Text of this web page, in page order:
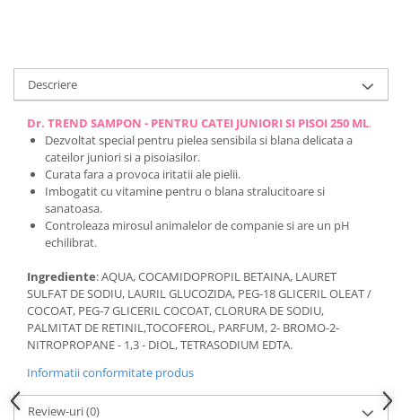
Descriere
Dr. TREND SAMPON - PENTRU CATEI JUNIORI SI PISOI 250 ML.
Dezvoltat special pentru pielea sensibila si blana delicata a
cateilor juniori si a pisoiasilor.
Curata fara a provoca iritatii ale pielii.
Imbogatit cu vitamine pentru o blana stralucitoare si
sanatoasa.
Controleaza mirosul animalelor de companie si are un pH
echilibrat.
Ingrediente: AQUA, COCAMIDOPROPIL BETAINA, LAURET
SULFAT DE SODIU, LAURIL GLUCOZIDA, PEG-18 GLICERIL OLEAT /
COCOAT, PEG-7 GLICERIL COCOAT, CLORURA DE SODIU,
PALMITAT DE RETINIL,TOCOFEROL, PARFUM, 2- BROMO-2-
NITROPROPANE - 1,3 - DIOL, TETRASODIUM EDTA.
Informatii conformitate produs
Review-uri(0)